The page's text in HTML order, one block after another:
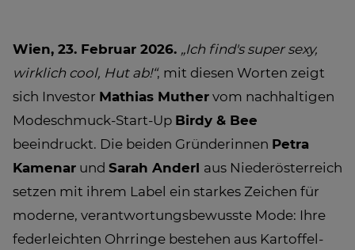
Wien, 23. Februar 2026. „Ich find's super sexy,
wirklich cool, Hut ab!“, mit diesen Worten zeigt
sich Investor Mathias Muther vom nachhaltigen
Modeschmuck-Start-Up Birdy & Bee
beeindruckt. Die beiden Gründerinnen Petra
Kamenar und Sarah Anderl aus Niederösterreich
setzen mit ihrem Label ein starkes Zeichen für
moderne, verantwortungsbewusste Mode: Ihre
federleichten Ohrringe bestehen aus Kartoffel-